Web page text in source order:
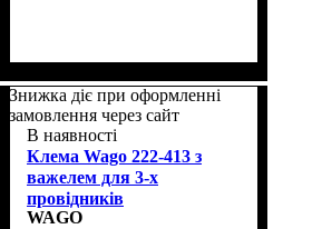
Знижка діє при оформленні
замовлення через сайт
В наявності
Клема Wago 222-413 з
важелем для 3-х
провідників
WAGO